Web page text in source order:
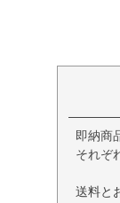
即納商
それぞ
送料と